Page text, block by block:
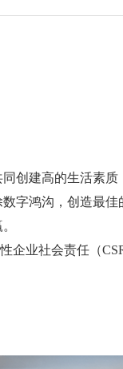
创建高的生活素
字鸿沟，创造最
。
企业社会责任（